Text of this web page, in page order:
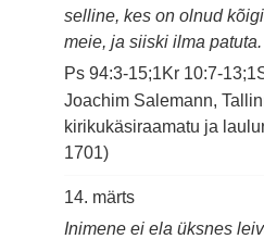
selline, kes on olnud
meie, ja siiski ilma
Ps 94:3-15;1Kr 10:7-
Joachim Salemann,
kirikukäsiraamatu ja
1701)
14. märts
Inimene ei ela üksnes